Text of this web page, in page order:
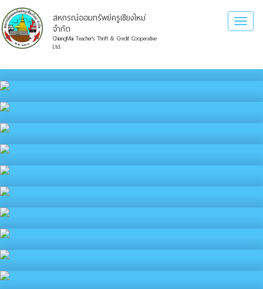
สหกรณ์ออมทรัพย์ครูเชียงใหม่
จำกัด
ChiangMai Teacher's Thrift & Credit Cooperative
Ltd.